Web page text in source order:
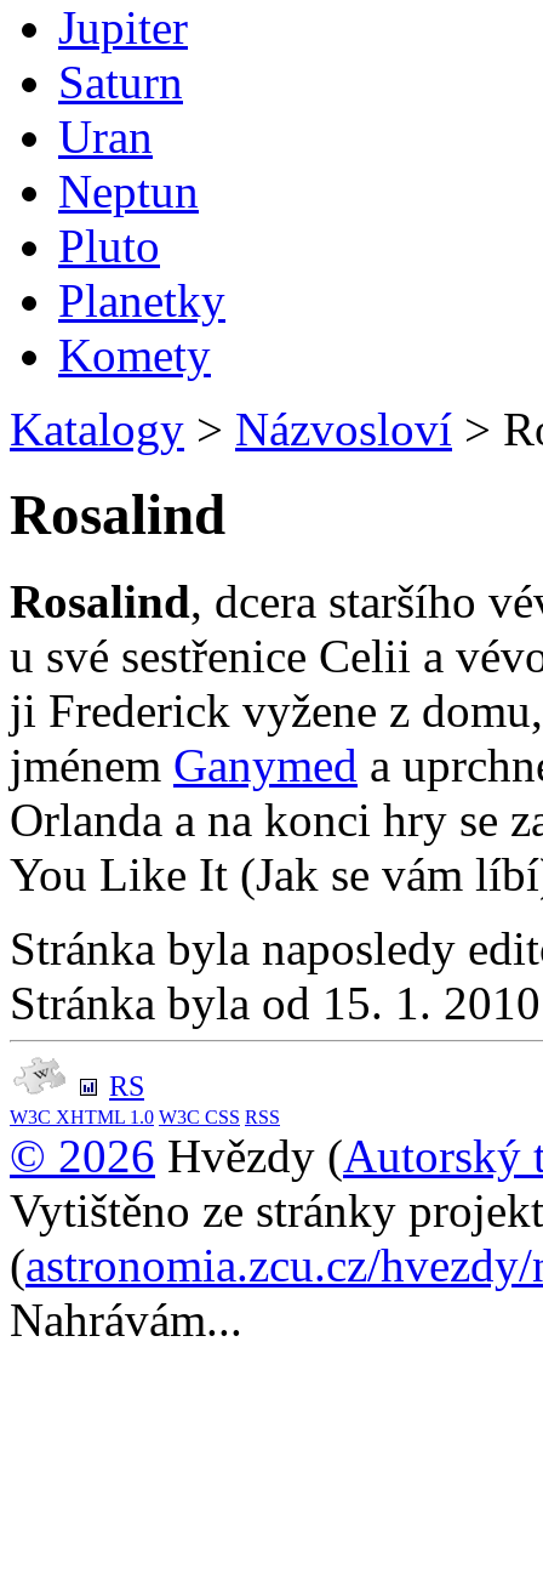
Jupiter
Saturn
Uran
Neptun
Pluto
Planetky
Komety
Katalogy > Názvosloví >
Rosalind
Rosalind, dcera staršího
u své sestřenice Celii a
ji Frederick vyžene z
jménem Ganymed a
Orlanda a na konci hry se
You Like It (Jak se vám
Stránka byla naposledy
Stránka byla od 15. 1.
RS
W3C XHTML 1.0 W3C CSS RSS
© 2026 Hvězdy (Autorský
Vytištěno ze stránky
(astronomia.zcu.cz/
Nahrávám...